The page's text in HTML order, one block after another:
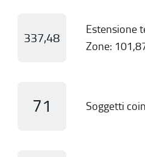
337,48
Estensione
Zone:
71 Soggetti